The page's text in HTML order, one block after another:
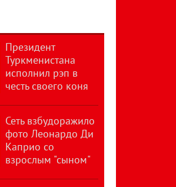
Президент
Туркменистана
исполнил рэп в
честь своего коня
Сеть взбудоражило
фото Леонардо Ди
Каприо со
взрослым "сыном"